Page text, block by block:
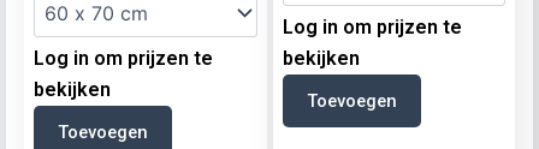
Log in om prijzen te
bekijken
Toevoegen
Log in om prijzen te
bekijken
Toevoegen